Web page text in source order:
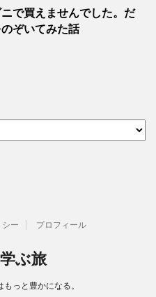
で買えませんでした。だ
ぞいてみた話
シー プロフィール
ぶ旅
っと豊かになる。